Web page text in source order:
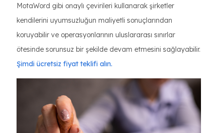
MotaWord gibi onaylı çevirileri kullanarak şirketler
kendilerini uyumsuzluğun maliyetli sonuçlarından
koruyabilir ve operasyonlarının uluslararası sınırlar
ötesinde sorunsuz bir şekilde devam etmesini sağlayabilir.
Şimdi ücretsiz fiyat teklifi alın.